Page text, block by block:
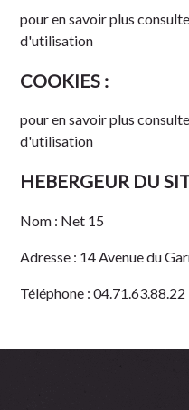
pour en savoir plus
d'utilisation
COOKIES :
pour en savoir plus
d'utilisation
HEBERGEUR DU
Nom : Net 15
Adresse : 14 Avenue du
Téléphone :04.71.63.88.22